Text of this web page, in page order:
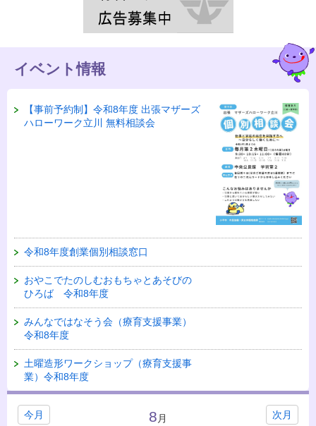
イベント情報
【事前予約制】令和8年度 出張マザーズ
ハローワーク立川 無料相談会
令和8年度創業個別相談窓口
おやこでたのしむおもちゃとあそびの
ひろば 令和8年度
みんなではなそう会（療育支援事業）
令和8年度
土曜造形ワークショップ（療育支援事
業）令和8年度
今月 次月
8 月